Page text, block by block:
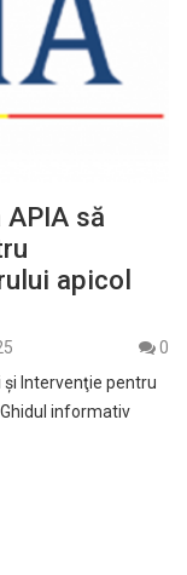
să
apicol
0
Intervenţie pentru
informativ